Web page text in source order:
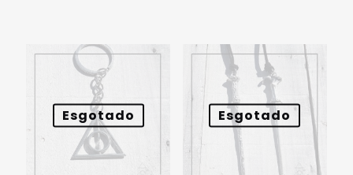
Esgotado Esgotado